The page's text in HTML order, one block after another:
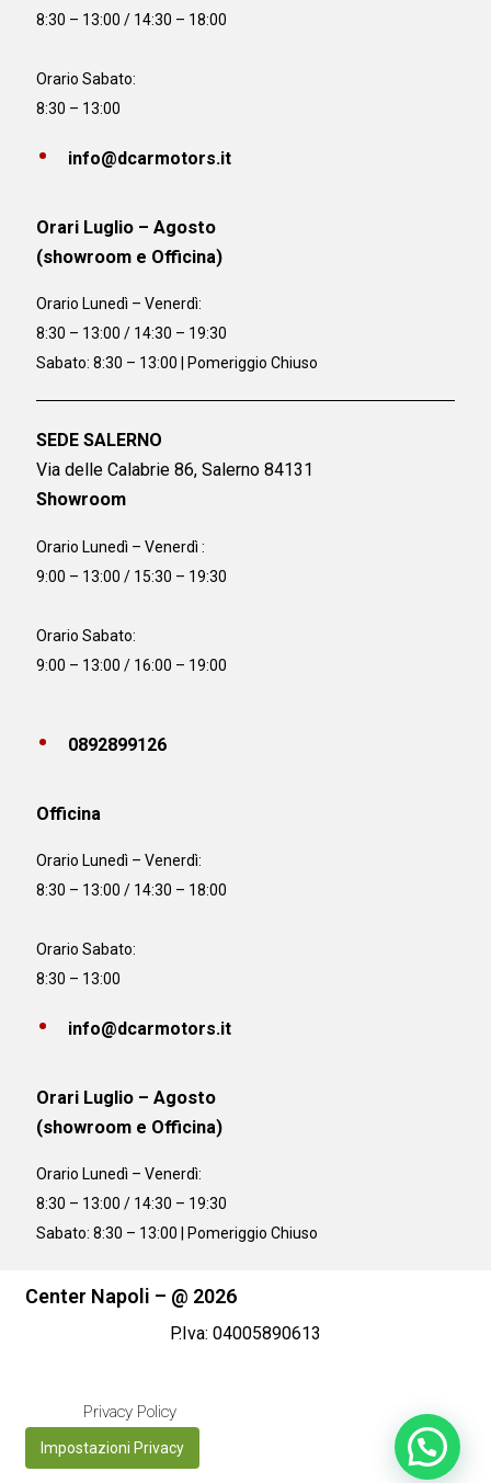
8:30 – 13:00 / 14:30 – 18:00
Orario Sabato:
8:30 – 13:00
info@dcarmotors.it
Orari Luglio – Agosto
(showroom e Officina)
Orario Lunedì – Venerdì:
8:30 – 13:00 / 14:30 – 19:30
Sabato: 8:30 – 13:00 | Pomeriggio Chiuso
SEDE SALERNO
Via delle Calabrie 86, Salerno 84131
Showroom
Orario Lunedì – Venerdì :
9:00 – 13:00 / 15:30 – 19:30
Orario Sabato:
9:00 – 13:00 / 16:00 – 19:00
0892899126
Officina
Orario Lunedì – Venerdì:
8:30 – 13:00 / 14:30 – 18:00
Orario Sabato:
8:30 – 13:00
info@dcarmotors.it
Orari Luglio – Agosto
(showroom e Officina)
Orario Lunedì – Venerdì:
8:30 – 13:00 / 14:30 – 19:30
Sabato: 8:30 – 13:00 | Pomeriggio Chiuso
Center Napoli – @ 2026
P.Iva: 04005890613
Privacy Policy
Impostazioni Privacy